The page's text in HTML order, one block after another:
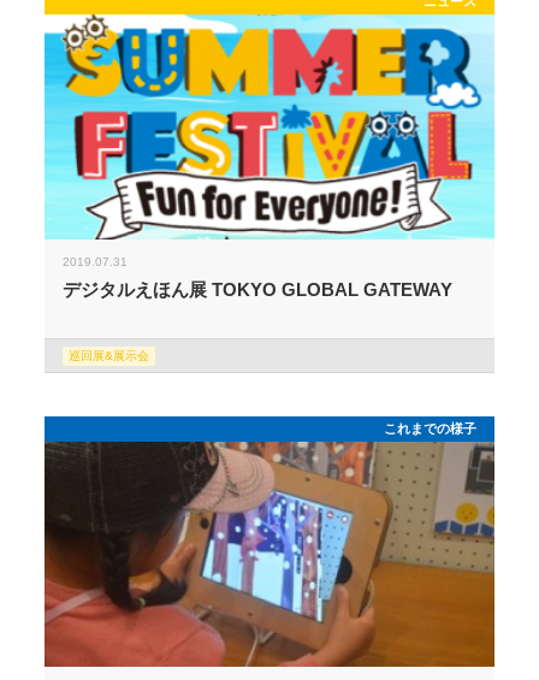
2019.07.31
デジタルえほん展 TOKYO GLOBAL GATEWAY
巡回展&展示会
これまでの様子